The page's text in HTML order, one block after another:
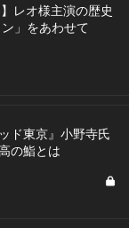
レオ様主演の歴史
」をあわせて
ド東京』小野寺氏
の鮨とは